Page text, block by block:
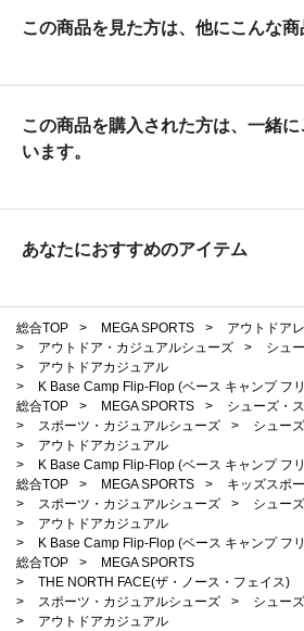
この商品を見た方は、他にこんな
この商品を購入された方は、一緒
います。
あなたにおすすめのアイテム
総合TOP > MEGA SPORTS >
アウトドア
>
アウトドア・カジュアルシューズ >
シュ
>
アウトドアカジュアル
>
K Base Camp Flip-Flop (ベース キャンプ フ
総合TOP
> MEGA SPORTS >
シューズ・
>
スポーツ・カジュアルシューズ >
シューズ
>
アウトドアカジュアル
>
K Base Camp Flip-Flop (ベース キャンプ フ
総合TOP
> MEGA SPORTS >
キッズスポ
>
スポーツ・カジュアルシューズ >
シューズ
>
アウトドアカジュアル
>
K Base Camp Flip-Flop (ベース キャンプ フ
総合TOP
>
MEGA SPORTS
>
THE NORTH FACE(ザ・ノース・フェイス)
>
スポーツ・カジュアルシューズ >
シューズ
>
アウトドアカジュアル